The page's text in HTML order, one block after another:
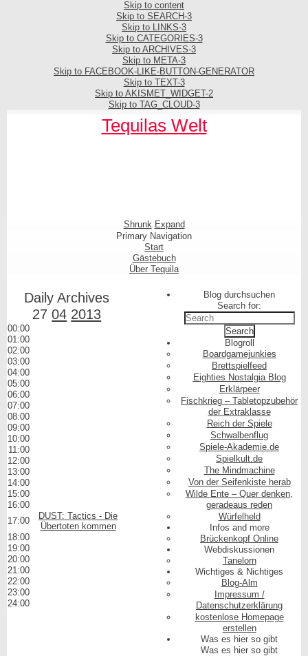
Skip to content
Skip to SEARCH-3
Skip to LINKS-3
Skip to CATEGORIES-3
Skip to ARCHIVES-3
Skip to META-3
Skip to FACEBOOK-LIKE-BUTTON-GENERATOR
Skip to TEXT-3
Skip to AKISMET_WIDGET-2
Skip to TAG_CLOUD-3
Tequilas Welt
Shrunk Expand
Primary Navigation
Start
Gästebuch
Über Tequila
Daily Archives
27 04 2013
00:00
01:00
02:00
03:00
04:00
05:00
06:00
07:00
08:00
09:00
10:00
11:00
12:00
13:00
14:00
15:00
16:00
17:00
DUST: Tactics - Die
Übertoten kommen
18:00
19:00
20:00
21:00
22:00
23:00
24:00
Blog durchsuchen
Search for:
Blogroll
Boardgamejunkies
Brettspielfeed
Eighties Nostalgia Blog
Erklärpeer
Fischkrieg – Tabletopzubehör
der Extraklasse
Reich der Spiele
Schwalbenflug
Spiele-Akademie.de
Spielkult.de
The Mindmachine
Von der Seifenkiste herab
Wilde Ente – Quer denken,
geradeaus reden
Würfelheld
Infos and more
Brückenkopf Online
Webdiskussionen
Tanelorn
Wichtiges & Nichtiges
Blog-Alm
Impressum /
Datenschutzerklärung
kostenlose Homepage
erstellen
Was es hier so gibt
Was es hier so gibt